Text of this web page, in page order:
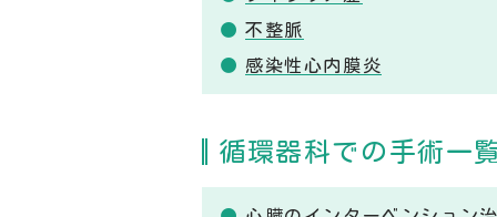
不整脈
感染性心内膜炎
循環器科での手術一